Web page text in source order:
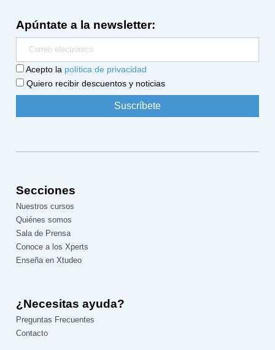
Apúntate a la newsletter:
Acepto la política de privacidad
Quiero recibir descuentos y noticias
Secciones
Nuestros cursos
Quiénes somos
Sala de Prensa
Conoce a los Xperts
Enseña en Xtudeo
¿Necesitas ayuda?
Preguntas Frecuentes
Contacto